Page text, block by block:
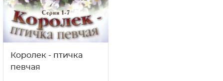
Королек - птичка
певчая